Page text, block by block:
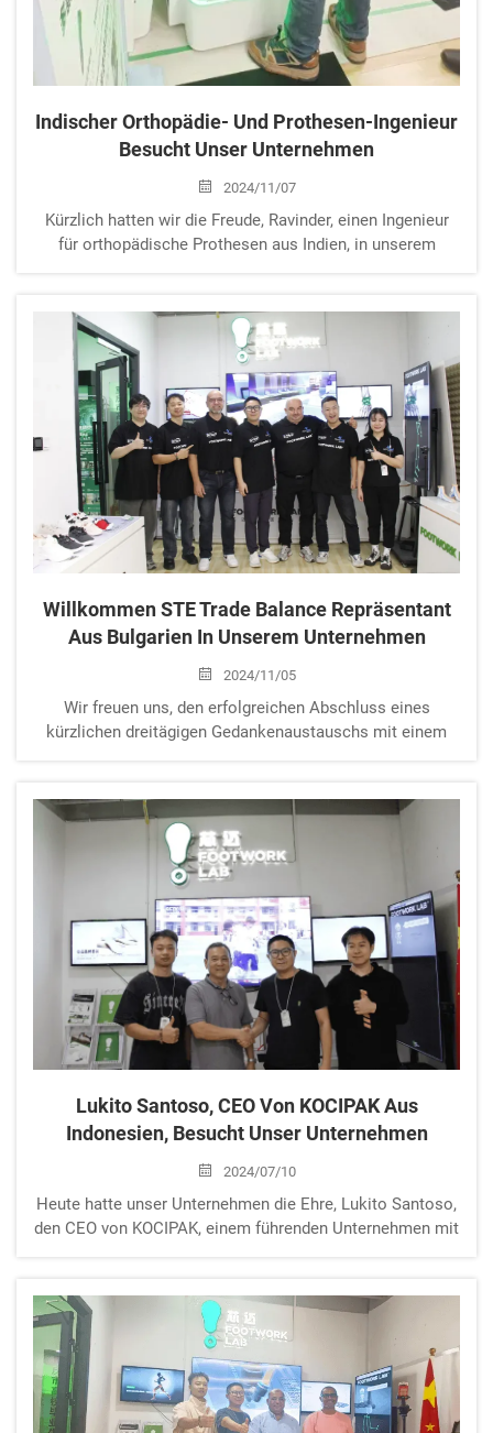
Indischer Orthopädie- Und Prothesen-Ingenieur
Besucht Unser Unternehmen
2024/11/07
Kürzlich hatten wir die Freude, Ravinder, einen Ingenieur
für orthopädische Prothesen aus Indien, in unserem
Fußanalysieranlagen und das Potenzial zukünftiger
Zusammenarbeit. Ravinder, der sich auf Prothesen
spezialisiert...
Willkommen STE Trade Balance Repräsentant
Aus Bulgarien In Unserem Unternehmen
2024/11/05
Wir freuen uns, den erfolgreichen Abschluss eines
kürzlichen dreitägigen Gedankenaustauschs mit einem
bekanntgeben zu können. STE Trade Balance betreibt eine
weit bekannte und hoch angesehene Kette...
Lukito Santoso, CEO Von KOCIPAK Aus
Indonesien, Besucht Unser Unternehmen
2024/07/10
Heute hatte unser Unternehmen die Ehre, Lukito Santoso,
den CEO von KOCIPAK, einem führenden Unternehmen mit
Santoso war durch eine herzliche Begrüßung und
ergiebige Diskussionen gekennzeichnet, die darauf
abzielten, ...